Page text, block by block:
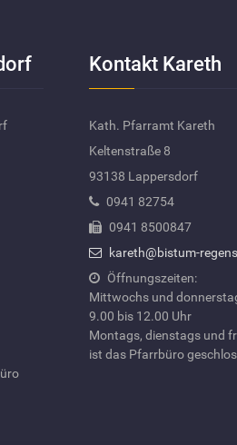
Kontakt Kareth
Kath. Pfarramt Kareth
Keltenstraße 8
93138 Lappersdorf
0941 82754
0941 8500847
kareth@bistum-
Öffnungszeiten:
Mittwochs und
9.00 bis 12.00 Uhr
Montags, dienstags und
ist das Pfarrbüro